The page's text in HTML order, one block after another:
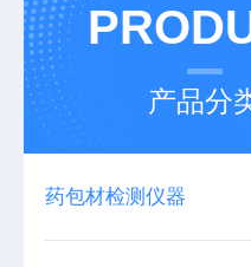
产品分
药包材检测仪器